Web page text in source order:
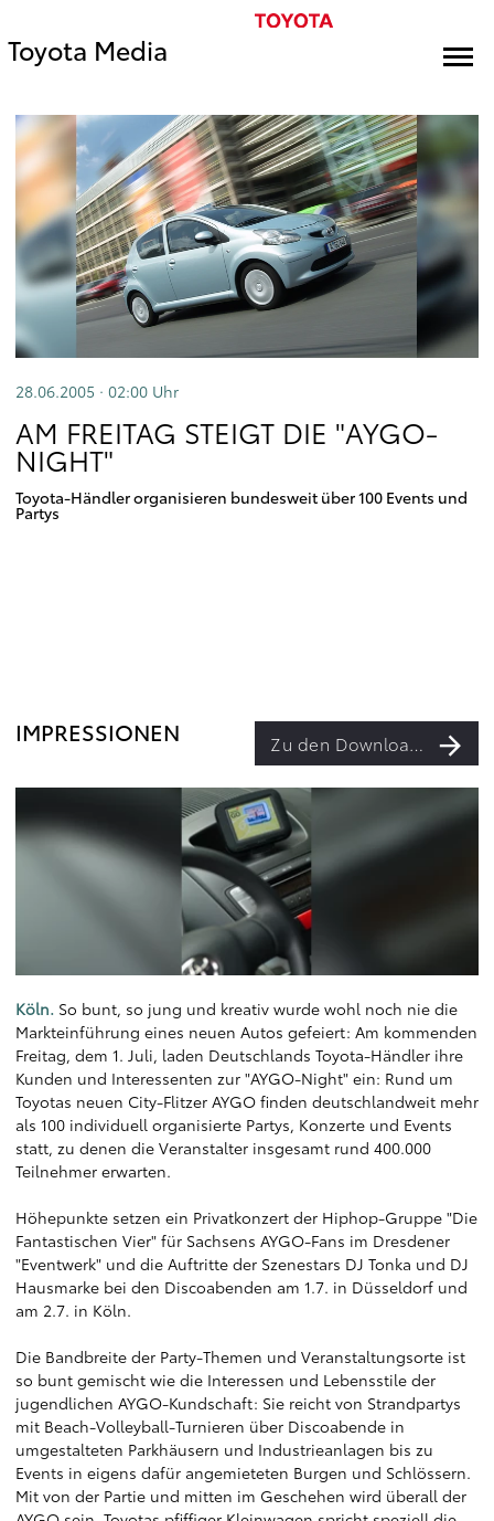
Toyota Media
28.06.2005 · 02:00 Uhr
AM FREITAG STEIGT DIE "AYGO-
NIGHT"
Toyota-Händler organisieren bundesweit über 100 Events und
Partys
IMPRESSIONEN Zu den Downloads
Köln. So bunt, so jung und kreativ wurde wohl noch nie die
Markteinführung eines neuen Autos gefeiert: Am kommenden
Freitag, dem 1. Juli, laden Deutschlands Toyota-Händler ihre
Kunden und Interessenten zur "AYGO-Night" ein: Rund um
Toyotas neuen City-Flitzer AYGO finden deutschlandweit mehr
als 100 individuell organisierte Partys, Konzerte und Events
statt, zu denen die Veranstalter insgesamt rund 400.000
Teilnehmer erwarten.
Höhepunkte setzen ein Privatkonzert der Hiphop-Gruppe "Die
Fantastischen Vier" für Sachsens AYGO-Fans im Dresdener
"Eventwerk" und die Auftritte der Szenestars DJ Tonka und DJ
Hausmarke bei den Discoabenden am 1.7. in Düsseldorf und
am 2.7. in Köln.
Die Bandbreite der Party-Themen und Veranstaltungsorte ist
so bunt gemischt wie die Interessen und Lebensstile der
jugendlichen AYGO-Kundschaft: Sie reicht von Strandpartys
mit Beach-Volleyball-Turnieren über Discoabende in
umgestalteten Parkhäusern und Industrieanlagen bis zu
Events in eigens dafür angemieteten Burgen und Schlössern.
Mit von der Partie und mitten im Geschehen wird überall der